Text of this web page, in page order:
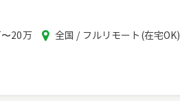
20万
エ
全国 / フルリモート(在宅OK)